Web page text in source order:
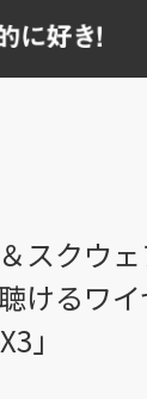
スクウ
けるワ
」